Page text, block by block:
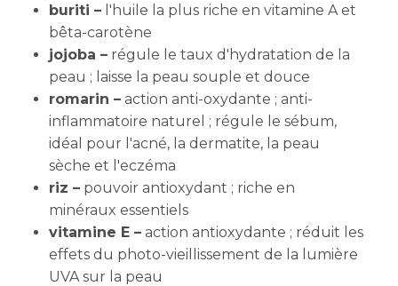
buriti – l'huile la plus riche en vitamine A et
bêta-carotène
jojoba – régule le taux d'hydratation de la
peau ; laisse la peau souple et douce
romarin – action anti-oxydante ; anti-
inflammatoire naturel ; régule le sébum,
idéal pour l'acné, la dermatite, la peau
sèche et l'eczéma
riz – pouvoir antioxydant ; riche en
minéraux essentiels
vitamine E – action antioxydante ; réduit les
effets du photo-vieillissement de la lumière
UVA sur la peau